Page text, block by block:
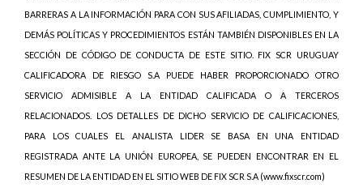
BARRERAS A LA INFORMACIÓN PARA CON SUS AFILIADAS, CUMPLIMIENTO, Y
DEMÁS POLÍTICAS Y PROCEDIMIENTOS ESTÁN TAMBIÉN DISPONIBLES EN LA
SECCIÓN DE CÓDIGO DE CONDUCTA DE ESTE SITIO. FIX SCR URUGUAY
CALIFICADORA DE RIESGO S.A PUEDE HABER PROPORCIONADO OTRO
SERVICIO ADMISIBLE A LA ENTIDAD CALIFICADA O A TERCEROS
RELACIONADOS. LOS DETALLES DE DICHO SERVICIO DE CALIFICACIONES,
PARA LOS CUALES EL ANALISTA LIDER SE BASA EN UNA ENTIDAD
REGISTRADA ANTE LA UNIÓN EUROPEA, SE PUEDEN ENCONTRAR EN EL
RESUMEN DE LA ENTIDAD EN EL SITIO WEB DE FIX SCR S.A (www.fixscr.com)